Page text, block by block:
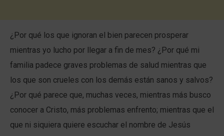
¿Por qué los que ignoran el bien parecen prosperar
mientras yo lucho por llegar a fin de mes? ¿Por qué mi
familia padece graves problemas de salud mientras que
los que son crueles con los demás están sanos y salvos?
¿Por qué parece que, muchas veces, mientras más busco
conocer a Cristo, más problemas enfrento; mientras que el
que ni siquiera quiere escuchar el nombre de Jesús